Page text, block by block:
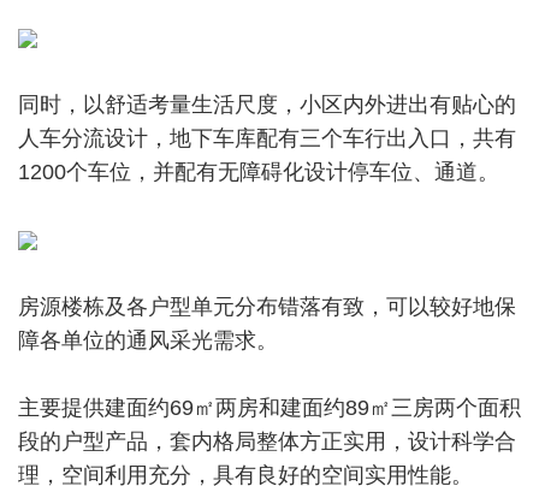
同时，以舒适考量生活尺度，小区内外进出有贴心的
人车分流设计，地下车库配有三个车行出入口，共有
1200个车位，并配有无障碍化设计停车位、通道。
房源楼栋及各户型单元分布错落有致，可以较好地保
障各单位的通风采光需求。
主要提供建面约69㎡两房和建面约89㎡三房两个面积
段的户型产品，套内格局整体方正实用，设计科学合
理，空间利用充分，具有良好的空间实用性能。